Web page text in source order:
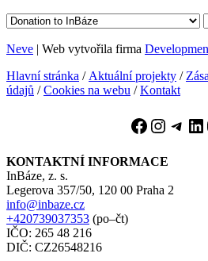
Neve | Web vytvořila firma
Hlavní stránka / Aktuální projekty /
údajů /Cookies na webu /Kontakt
Facebook
KONTAKTNÍ INFORMACE
InBáze, z. s.
Legerova 357/50, 120 00 Praha 2
info@inbaze.cz
+420739037353 (po–čt)
IČO: 265 48 216
DIČ: CZ26548216